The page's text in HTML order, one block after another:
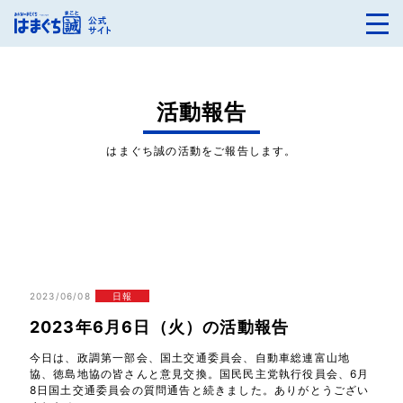
活動報告
はまぐち誠の活動をご報告します。
2023/06/08 日報
2023年6月6日（火）の活動報告
今日は、政調第一部会、国土交通委員会、自動車総連富山地
協、徳島地協の皆さんと意見交換。国民民主党執行役員会、6月
8日国土交通委員会の質問通告と続きました。ありがとうござい